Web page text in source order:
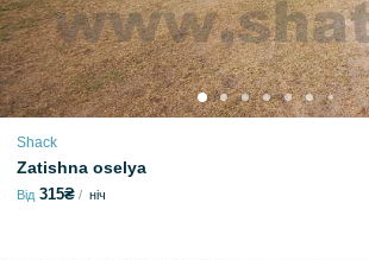
Shack
Zatishna oselya
Від 315₴ ніч